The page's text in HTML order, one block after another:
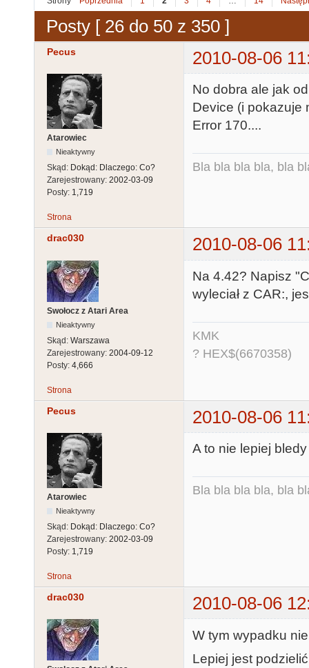
Posty [ 26 do 50 z 350 ]
Pecus 2010-08-06
Atarowiec
Nieaktywny
Skąd: Dokąd: Dlaczego: Co?
Zarejestrowany: 2002-03-09
Posty: 1,719
No dobra ale jak
Device (i pokazuje
Error 170....
Bla bla bla bla, bla
Strona
drac030 2010-08-06
Swołocz z Atari Area
Nieaktywny
Skąd: Warszawa
Zarejestrowany: 2004-09-12
Posty: 4,666
Na 4.42? Napisz
wyleciał z CAR:,
KMK
? HEX$(6670358)
Strona
Pecus 2010-08-06
Atarowiec
Nieaktywny
Skąd: Dokąd: Dlaczego: Co?
Zarejestrowany: 2002-03-09
Posty: 1,719
A to nie lepiej
Bla bla bla bla, bla
Strona
drac030 2010-08-06
W tym wypadku
Lepiej jest